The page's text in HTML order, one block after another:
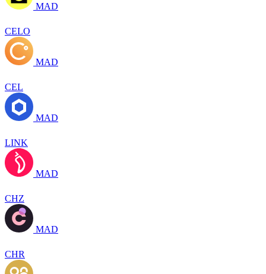
MAD
CELO
MAD
CEL
MAD
LINK
MAD
CHZ
MAD
CHR